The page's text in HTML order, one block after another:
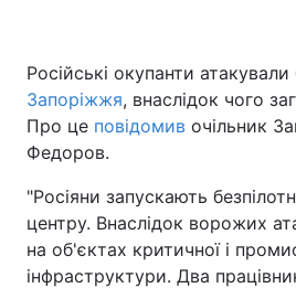
Головна
Україна
Спорт
Техно і зв'язок Лайт
Російські окупанти
Запоріжжя, внаслідок чого
Про це повідомив очільник
Федоров.
"Росіяни запускають
центру. Внаслідок ворожих
на об'єктах критичної і
інфраструктури. Два